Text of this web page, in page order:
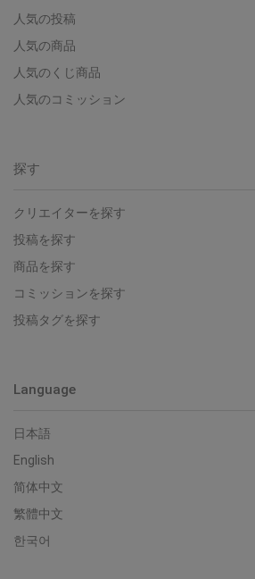
人気の投稿
人気の商品
人気のくじ商品
人気のコミッション
探す
クリエイターを探す
投稿を探す
商品を探す
コミッションを探す
投稿タグを探す
Language
日本語
English
简体中文
繁體中文
한국어